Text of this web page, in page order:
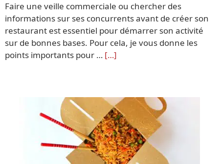
Faire une veille commerciale ou chercher des
informations sur ses concurrents avant de créer son
restaurant est essentiel pour démarrer son activité
sur de bonnes bases. Pour cela, je vous donne les
points importants pour … […]